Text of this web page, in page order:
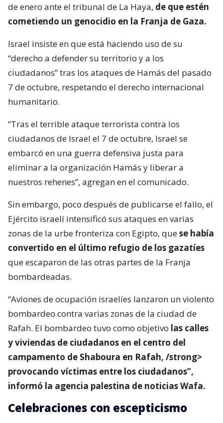
de enero ante el tribunal de La Haya, de que estén
cometiendo un genocidio en la Franja de Gaza.
Israel insiste en que está haciendo uso de su
“derecho a defender su territorio y a los
ciudadanos” tras los ataques de Hamás del pasado
7 de octubre, respetando el derecho internacional
humanitario.
“Tras el terrible ataque terrorista contra los
ciudadanos de Israel el 7 de octubre, Israel se
embarcó en una guerra defensiva justa para
eliminar a la organización Hamás y liberar a
nuestros rehenes”, agregan en el comunicado.
Sin embargo, poco después de publicarse el fallo, el
Ejército israelí intensificó sus ataques en varias
zonas de la urbe fronteriza con Egipto, quese había
convertido en el último refugio de los gazatíes
que escaparon de las otras partes de la Franja
bombardeadas.
“Aviones de ocupación israelíes lanzaron un violento
bombardeo contra varias zonas de la ciudad de
Rafah. El bombardeo tuvo como objetivo las calles
y viviendas de ciudadanos en el centro del
campamento de Shaboura en Rafah, ⁣/strong>
provocando víctimas entre los ciudadanos”,
informó la agencia palestina de noticias Wafa.
Celebraciones con escepticismo